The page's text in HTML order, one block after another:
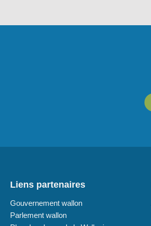
Liens partenaires
Gouvernement wallon
Parlement wallon